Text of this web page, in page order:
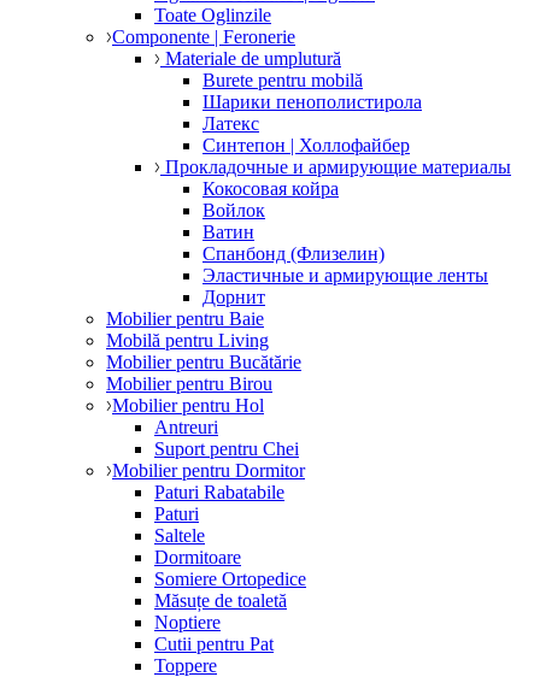
Toate Oglinzile
Componente | Feronerie
Materiale de umplutură
Burete pentru mobilă
Шарики пенополистирола
Латекс
Синтепон | Холлофайбер
Прокладочные и армирующие материалы
Кокосовая койра
Войлок
Ватин
Спанбонд (Флизелин)
Эластичные и армирующие ленты
Дорнит
Mobilier pentru Baie
Mobilă pentru Living
Mobilier pentru Bucătărie
Mobilier pentru Birou
Mobilier pentru Hol
Antreuri
Suport pentru Chei
Mobilier pentru Dormitor
Paturi Rabatabile
Paturi
Saltele
Dormitoare
Somiere Ortopedice
Măsuțe de toaletă
Noptiere
Cutii pentru Pat
Toppere